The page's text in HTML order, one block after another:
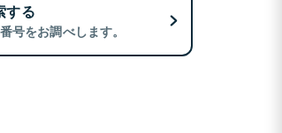
する
号をお調べします。